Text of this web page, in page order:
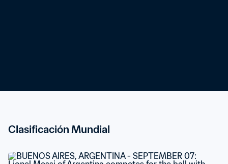
Clasificación Mundial